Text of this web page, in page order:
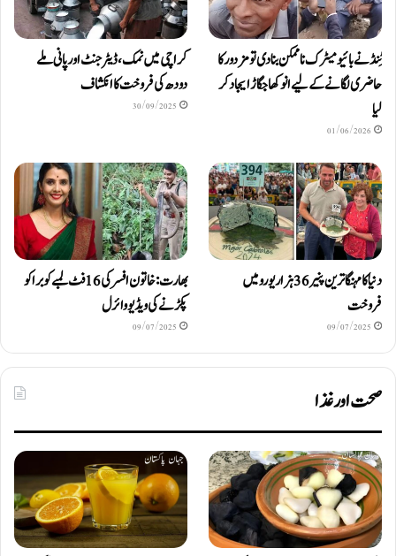
ٹِنڈ نے بائیومیٹرک ناممکن بنا دی تو مزدور کا
حاضری لگانے کے لیے انوکھا جگاڑ ایجاد کر
لیا
01/06/2026
کراچی میں نمک، ڈیٹرجنٹ اور پانی ملے
دودھ کی فروخت کا انکشاف
30/09/2025
دنیا کا مہنگا ترین پنیر 36 ہزار یورو میں
فروخت
09/07/2025
بھارت: خاتون افسر کی 16 فٹ لمبے کوبرا کو
پکڑنے کی ویڈیو وائرل
09/07/2025
صحت اور غذا